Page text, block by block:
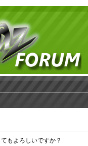
もよろしいですか？